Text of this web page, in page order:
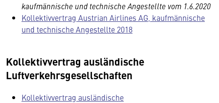
kaufmännische und technische Angestellte vom 1.6.2020
Kollektivvertrag Austrian Airlines AG, kaufmännische
und technische Angestellte 2018
Kollektivvertrag ausländische
Luftverkehrsgesellschaften
Kollektivvertrag ausländische